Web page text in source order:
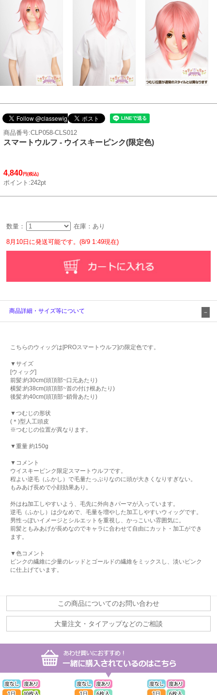
商品番号:CLP058-CLS012
スマートウルフ - ウイスキーピンク(限定色)
4,840円(税込)
ポイント:242pt
数量： 在庫：あり
8月10日に発送可能です。(8/9 1:49現在)
商品詳細・サイズ等について
こちらのウィッグは[PROスマートウルフ]の限定色です。
▼サイズ
[ウィッグ]
前髪:約30cm(頭頂部~口元あたり)
横髪:約38cm(頭頂部~首の付け根あたり)
後髪:約40cm(頭頂部~鎖骨あたり)
▼つむじの形状
(＊)型人工頭皮
※つむじの位置が異なります。
▼重量 約150g
▼コメント
ウイスキーピンク限定スマートウルフです。
程よい逆毛（ふかし）で毛量たっぷりなのに頭が大きくなりすぎない。
もみあげ長めで小顔効果あり。
外はね加工しやすいよう、毛先に外向きパーマが入っています。
逆毛（ふかし）は少なめで、毛量を増やした加工しやすいウィッグです。
男性っぽいイメージとシルエットを重視し、かっこいい雰囲気に。
前髪ともみあげが長めなのでキャラに合わせて自由にカット・加工ができ
ます。
▼色コメント
ピンクの繊維に少量のレッドとゴールドの繊維をミックスし、淡いピンク
に仕上げています。
この商品についてのお問い合わせ
大量注文・タイアップなどのご相談